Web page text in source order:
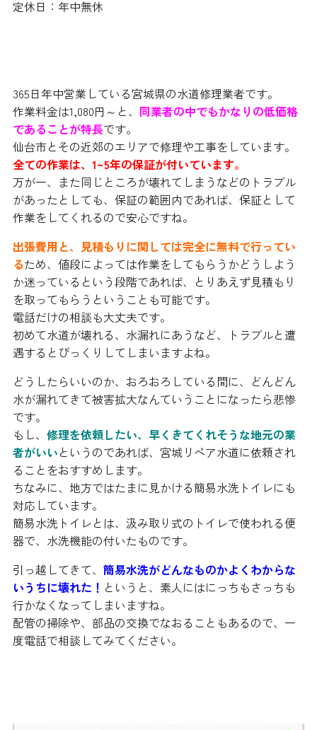
定休日：年中無休
365日年中営業している宮城県の水道修理業者です。
作業料金は1,080円～と、 同業者の中でもかなりの低価格
であることが特長です。
仙台市とその近郊のエリアで修理や工事をしています。
全ての作業は、1~5年の保証が付いています。
万が一、また同じところが壊れてしまうなどのトラブル
があったとしても、保証の範囲内であれば、保証として
作業をしてくれるので安心ですね。
出張費用と、見積もりに関しては完全に無料で行ってい
るため、値段によっては作業をしてもらうかどうしよう
か迷っているという段階であれば、とりあえず見積もり
を取ってもらうということも可能です。
電話だけの相談も大丈夫です。
初めて水道が壊れる、水漏れにあうなど、トラブルと遭
遇するとびっくりしてしまいますよね。
どうしたらいいのか、おろおろしている間に、どんどん
水が漏れてきて被害拡大なんていうことになったら悲惨
です。
もし、 修理を依頼したい、早くきてくれそうな地元の業
者がいいというのであれば、宮城リペア水道に依頼され
ることをおすすめします。
ちなみに、地方ではたまに見かける簡易水洗トイレにも
対応しています。
簡易水洗トイレとは、汲み取り式のトイレで使われる便
器で、水洗機能の付いたものです。
引っ越してきて、 簡易水洗がどんなものかよくわからな
いうちに壊れた！ というと、素人にはにっちもさっちも
行かなくなってしまいますね。
配管の掃除や、部品の交換でなおることもあるので、一
度電話で相談してみてください。